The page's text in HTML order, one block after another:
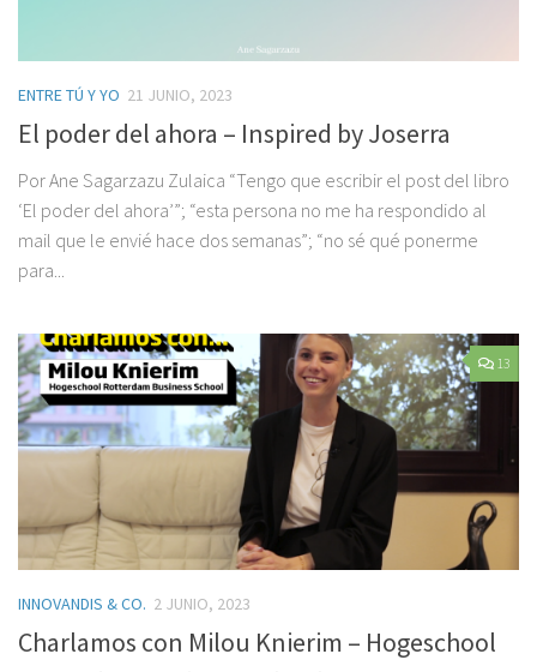
ENTRE TÚ Y YO 21 JUNIO, 2023
El poder del ahora – Inspired by Joserra
Por Ane Sagarzazu Zulaica “Tengo que escribir el post del libro
‘El poder del ahora’”; “esta persona no me ha respondido al
mail que le envié hace dos semanas”; “no sé qué ponerme
para...
13
INNOVANDIS & CO. 2 JUNIO, 2023
Charlamos con Milou Knierim – Hogeschool